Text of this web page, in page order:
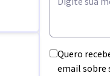
Quero
email sobre